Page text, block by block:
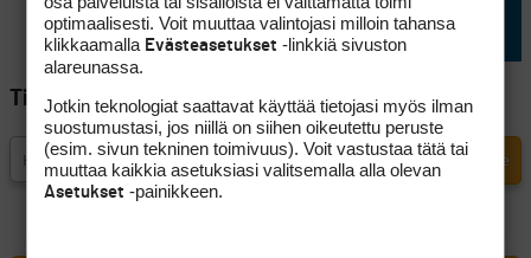
Tilaa Golfpisteen uutiskirje
optimaalisesti. Voit muuttaa valintojasi milloin tahansa
klikkaamalla Evästeasetukset -linkkiä sivuston
alareunassa.
Jotkin teknologiat saattavat käyttää tietojasi myös ilman
suostumustasi, jos niillä on siihen oikeutettu peruste
(esim. sivun tekninen toimivuus). Voit vastustaa tätä tai
muuttaa kaikkia asetuksiasi valitsemalla alla olevan
Asetukset -painikkeen.